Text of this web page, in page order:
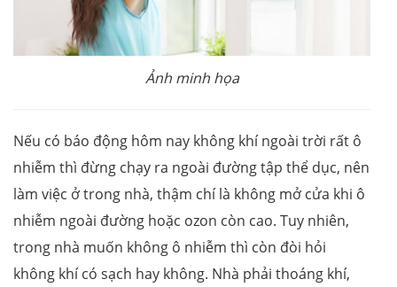
Ảnh minh họa
Nếu có báo động hôm nay không khí ngoài trời rất ô
nhiễm thì đừng chạy ra ngoài đường tập thể dục, nên
làm việc ở trong nhà, thậm chí là không mở cửa khi ô
nhiễm ngoài đường hoặc ozon còn cao. Tuy nhiên,
trong nhà muốn không ô nhiễm thì còn đòi hỏi
không khí có sạch hay không. Nhà phải thoáng khí,